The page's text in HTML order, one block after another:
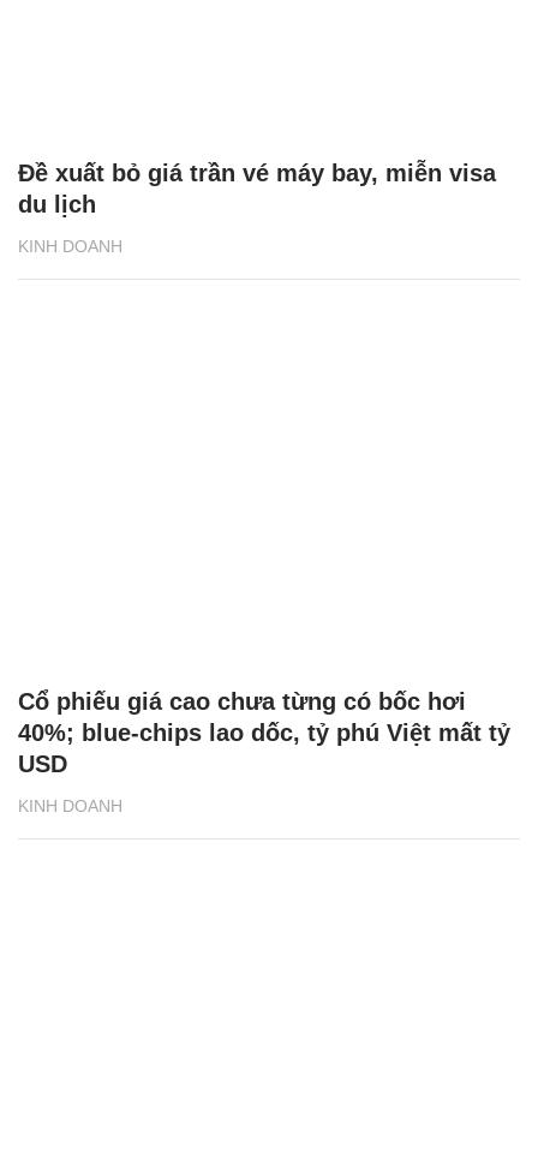
KINH DOANH
Đề xuất bỏ giá trần vé máy bay, miễn visa
du lịch
KINH DOANH
Cổ phiếu giá cao chưa từng có bốc hơi
40%; blue-chips lao dốc, tỷ phú Việt mất tỷ
USD